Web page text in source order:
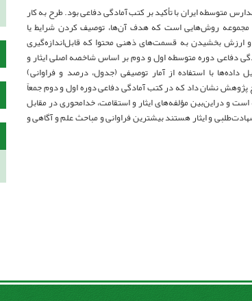
متوسطه ایران با تأکید بر کتب آمادگی دفاعی بود. طرح به کار
مجموعه روش‌هایی است که هدف آن‌ها، توصیف کردن شرایط یا
ارزش بخشیدن به قسمت‌های ذهنی محتوا که قابل‌اندازه‌گیری
دفاعی دوره متوسطه اول و دوم بر اساس شاخصه اصلی ایثار و
با استفاده از آمار توصیفی (جدول، درصد و فراوانی)
پژوهش نشان داد که در کتب آمادگی دفاعی دوره اول و دوم جمعاً
و دراین‌بین مؤلفه‌های ایثار و استقامت، خدامحوری در مقابل
و ایثار هستند بیشترین فراوانی و مباحث علم و آگاهی و